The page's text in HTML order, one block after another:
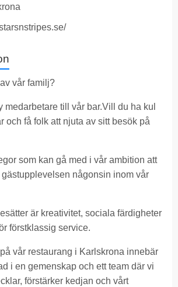
vår familj?
medarbetare till vår bar.Vill du ha kul
och få folk att njuta av sitt besök på
som kan gå med i vår ambition att
någonsin inom vår
är kreativitet, sociala färdigheter
förstklassig service.
vår restaurang i Karlskrona innebär
i en gemenskap och ett team där vi
förstärker kedjan och vårt